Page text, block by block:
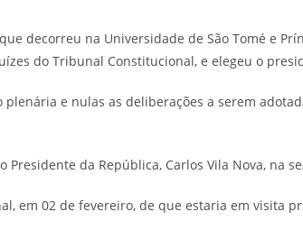
decorreu na Universidade de São Tomé e
do Tribunal Constitucional, e elegeu o
e nulas as deliberações a serem
da República, Carlos Vila Nova, na
em 02 de fevereiro, de que estaria em visita